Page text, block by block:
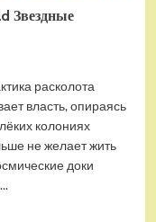
Звездные
расколота
власть, опираясь
колониях
не желает жить
доки